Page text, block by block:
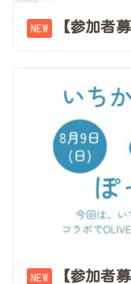
【参加者
【参加者